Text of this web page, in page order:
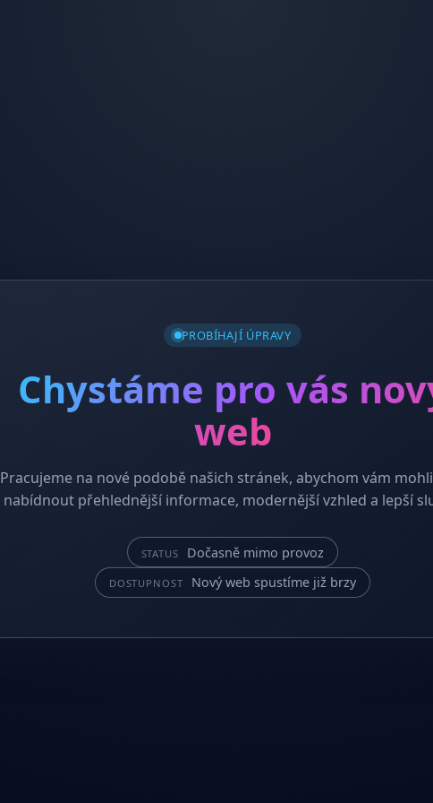
PROBÍHAJÍ ÚPRAVY
Chystáme pro vás
web
Pracujeme na nové podobě našich stránek, abychom vám
nabídnout přehlednější informace, modernější vzhled a lepší
STATUS Dočasně mimo provoz
DOSTUPNOST Nový web spustíme již brzy